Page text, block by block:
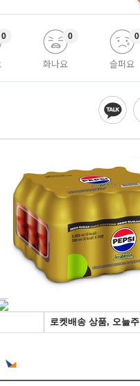
0
화나요
0
슬퍼요
0